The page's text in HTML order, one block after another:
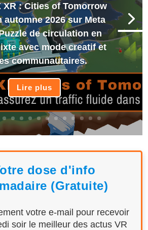
XR : Cities of Tomorrow
automne 2026 sur Meta
de circulation en
avec mode creatif et
communautaires.
Lire plus
dose d'info
(Gratuite)
votre e-mail pour recevoir
soir le meilleur des actus VR